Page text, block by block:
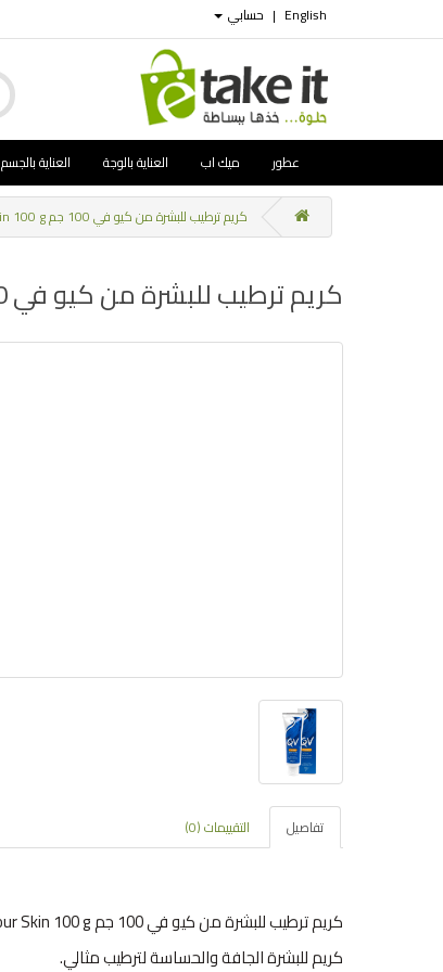
English
| حسابي
عطور ميك اب العناية بالوجة العناية بالجسم
كريم ترطيب للبشرة من كيو في 100 جم qv Cream Replenish Your Skin 100 g
كريم ترطيب للبشرة من كيو في 100 جم qv Cream Replenish Your Skin 100 g
تفاصيل التقييمات (0)
كريم ترطيب للبشرة من كيو في 100 جم qv Cream Replenish Your Skin 100 g
كريم للبشرة الجافة والحساسة لترطيب مثالي.